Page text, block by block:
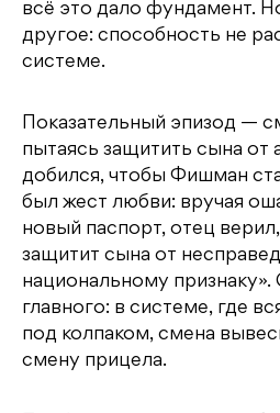
всё это дало фундамент.
другое: способность не
системе.
Показательный эпизод —
пытаясь защитить сына от
добился, чтобы Фишман
был жест любви: вручая
новый паспорт, отец
защитит сына от
национальному
главного: в системе, где
под колпаком, смена
смену прицела.